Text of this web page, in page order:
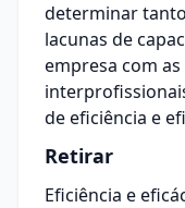
determinar
lacunas de
empresa com
de eficiência e
Retirar
Eficiência e